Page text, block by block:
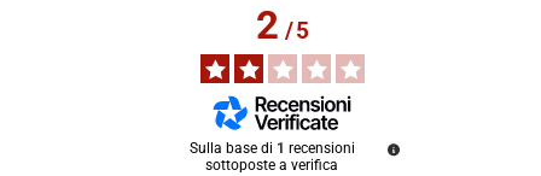
2/5
Sulla base di 1 recensioni
sottoposte a verifica